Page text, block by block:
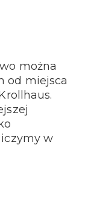
można
od miejsca
w